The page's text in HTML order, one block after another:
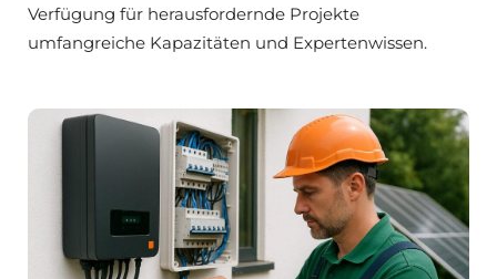
Verfügung für herausfordernde Projekte
umfangreiche Kapazitäten und Expertenwissen.